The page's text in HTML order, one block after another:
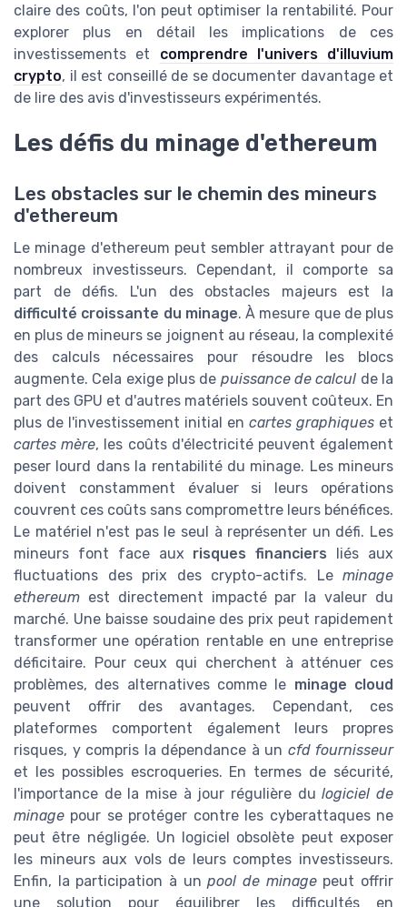
claire des coûts, l'on peut optimiser la rentabilité. Pour
explorer plus en détail les implications de ces
investissements et comprendre l'univers d'illuvium
crypto, il est conseillé de se documenter davantage et
de lire des avis d'investisseurs expérimentés.
Les défis du minage d'ethereum
Les obstacles sur le chemin des mineurs
d'ethereum
Le minage d'ethereum peut sembler attrayant pour de
nombreux investisseurs. Cependant, il comporte sa
part de défis. L'un des obstacles majeurs est la
difficulté croissante du minage. À mesure que de plus
en plus de mineurs se joignent au réseau, la complexité
des calculs nécessaires pour résoudre les blocs
augmente. Cela exige plus de puissance de calcul de la
part des GPU et d'autres matériels souvent coûteux. En
plus de l'investissement initial en cartes graphiques et
cartes mère, les coûts d'électricité peuvent également
peser lourd dans la rentabilité du minage. Les mineurs
doivent constamment évaluer si leurs opérations
couvrent ces coûts sans compromettre leurs bénéfices.
Le matériel n'est pas le seul à représenter un défi. Les
mineurs font face aux risques financiers liés aux
fluctuations des prix des crypto-actifs. Le minage
ethereum est directement impacté par la valeur du
marché. Une baisse soudaine des prix peut rapidement
transformer une opération rentable en une entreprise
déficitaire. Pour ceux qui cherchent à atténuer ces
problèmes, des alternatives comme le minage cloud
peuvent offrir des avantages. Cependant, ces
plateformes comportent également leurs propres
risques, y compris la dépendance à un cfd fournisseur
et les possibles escroqueries. En termes de sécurité,
l'importance de la mise à jour régulière dulogiciel de
minage pour se protéger contre les cyberattaques ne
peut être négligée. Un logiciel obsolète peut exposer
les mineurs aux vols de leurs comptes investisseurs.
Enfin, la participation à unpool de minagepeut offrir
une solution pour équilibrer les difficultés en